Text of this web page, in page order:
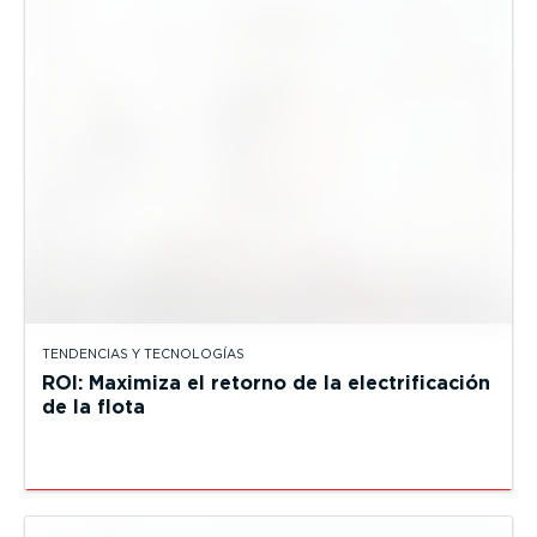
TENDENCIAS Y TECNOLOGÍAS
ROI: Maximiza el retorno de la electrificación
de la flota